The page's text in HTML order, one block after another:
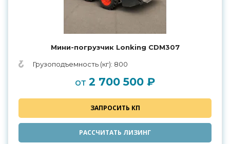
Мини-погрузчик Lonking CDM307
Грузоподъемность (кг): 800
от 2 700 500 ₽
ЗАПРОСИТЬ КП
РАССЧИТАТЬ ЛИЗИНГ